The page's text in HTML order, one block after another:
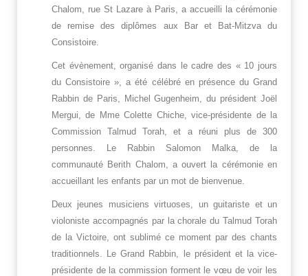
Chalom, rue St Lazare à Paris, a accueilli la cérémonie
de remise des diplômes aux Bar et Bat-Mitzva du
Consistoire.
Cet évènement, organisé dans le cadre des « 10 jours
du Consistoire », a été célébré en présence du Grand
Rabbin de Paris, Michel Gugenheim, du président Joël
Mergui, de Mme Colette Chiche, vice-présidente de la
Commission Talmud Torah, et a réuni plus de 300
personnes. Le Rabbin Salomon Malka, de la
communauté Berith Chalom, a ouvert la cérémonie en
accueillant les enfants par un mot de bienvenue.
Deux jeunes musiciens virtuoses, un guitariste et un
violoniste accompagnés par la chorale du Talmud Torah
de la Victoire, ont sublimé ce moment par des chants
traditionnels. Le Grand Rabbin, le président et la vice-
présidente de la commission forment le vœu de voir les